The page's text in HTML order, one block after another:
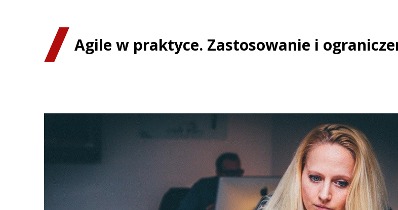
Agile w praktyce. Zastosowanie i